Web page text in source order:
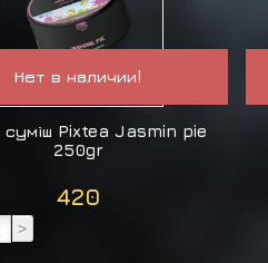
Нет в наличии!
суміш Pixtea Jasmin pie
250gr
420
>